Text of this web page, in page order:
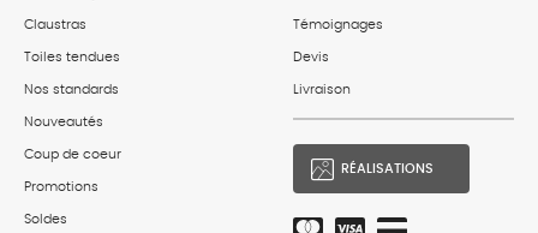
Claustras
Toiles tendues
Nos standards
Nouveautés
Coup de coeur
Promotions
Soldes
Témoignages
Devis
Livraison
RÉALISATIONS